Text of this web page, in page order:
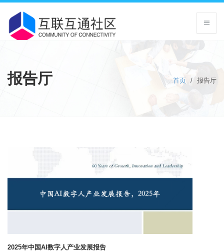
报告厅 首页 / 报告厅
2025年中国AI数字人产业发展报告